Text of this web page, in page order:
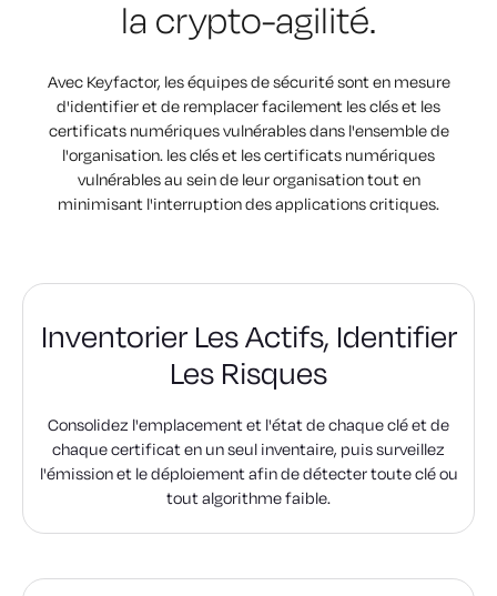
la crypto-agilité.
Avec Keyfactor, les équipes de sécurité sont en mesure
d'identifier et de remplacer facilement les clés et les
certificats numériques vulnérables dans l'ensemble de
l'organisation. les clés et les certificats numériques
vulnérables au sein de leur organisationtout en
minimisant l'interruption des applications critiques.
Inventorier Les Actifs, Identifier
Les Risques
Consolidez l'emplacement et l'état de chaque clé et de
chaque certificat en un seul inventaire, puis surveillez
l'émission et le déploiement afin de détecter toute clé ou
tout algorithme faible.